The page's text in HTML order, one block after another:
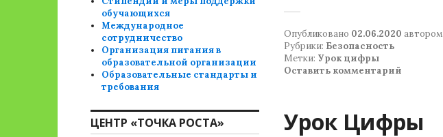
Опубликовано 02.06.2020 автором
Рубрики: Безопасность
Метки: Урок цифры
Оставить комментарий
Урок Цифры
обучающихся
Международное
сотрудничество
Организация питания в
образовательной организации
Образовательные стандарты и
требования
ЦЕНТР «ТОЧКА РОСТА»